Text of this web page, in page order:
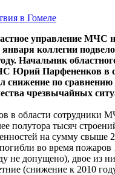
в Гомеле
управление МЧС
коллегии
Начальник
Юрий Парфененков в
снижение по сравнению
чрезвычайных
в области сотрудники
полутора тысяч
на сумму свыше
во время пожаров
не допущено), двое из
(снижение к 2010